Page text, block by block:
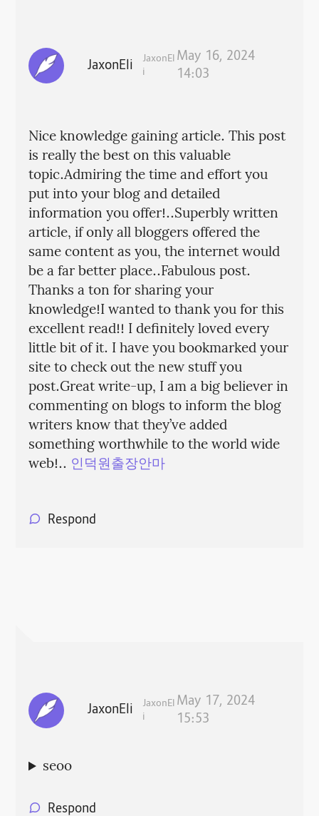
JaxonEli
JaxonEl
i
May 16, 2024
14:03
Nice knowledge gaining article. This post
is really the best on this valuable
topic.Admiring the time and effort you
put into your blog and detailed
information you offer!..Superbly written
article, if only all bloggers offered the
same content as you, the internet would
be a far better place..Fabulous post.
Thanks a ton for sharing your
knowledge!I wanted to thank you for this
excellent read!! I definitely loved every
little bit of it. I have you bookmarked your
site to check out the new stuff you
post.Great write-up, I am a big believer in
commenting on blogs to inform the blog
writers know that they’ve added
something worthwhile to the world wide
web!.. 인덕원출장안마
Respond
JaxonEli
JaxonEl
i
May 17, 2024
15:53
seoo
Respond